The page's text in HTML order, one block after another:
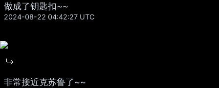
做成了钥匙扣~~
2024-08-22 04:42:27 UTC
非常接近克苏鲁了~~